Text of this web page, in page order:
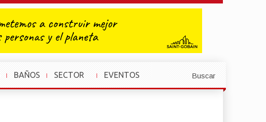
BAÑOS
SECTOR
»
EVENTOS
»
Buscar